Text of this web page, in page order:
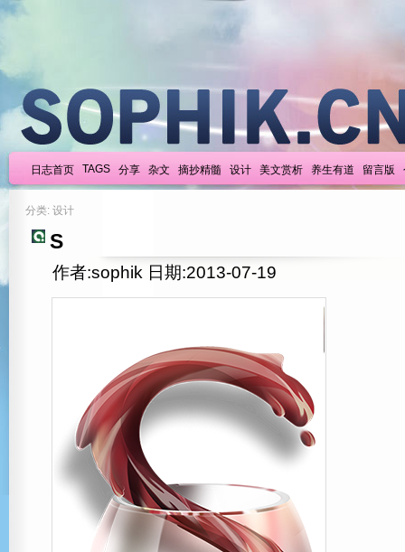
日志首页 TAGS 分享 杂文 摘抄精髓 设计 美文赏析 养生有道 留言版
分类: 设计
S
作者:sophik 日期:2013-07-19